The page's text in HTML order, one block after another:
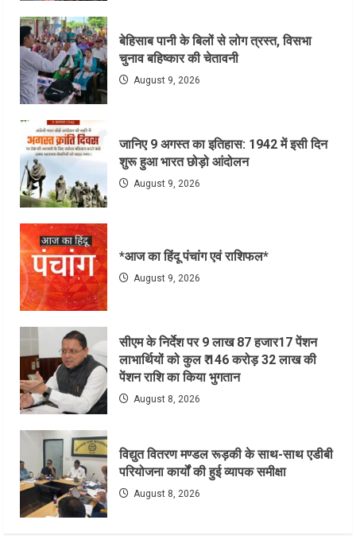
बेहिसाब पानी के बिलों से लोग त्रस्त, विसभा
चुनाव बहिष्कार की चेतावनी
August 9, 2026
जानिए 9 अगस्त का इतिहास: 1942 में इसी दिन
शुरू हुआ भारत छोड़ो आंदोलन
August 9, 2026
*आज का हिंदू पंचांग एवं राशिफल*
August 9, 2026
सीएम के निर्देश पर 9 लाख 87 हजार17 पेंशन
लाभार्थियों को कुल ₹ 146 करोड़ 32 लाख की
पेंशन राशि का किया भुगतान
August 8, 2026
विद्युत वितरण मण्डल रूड़की के साथ-साथ एडीबी
परियोजना कार्यों की हुई व्यापक समीक्षा
August 8, 2026